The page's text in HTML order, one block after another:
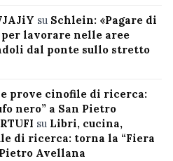
su Schlein: «Pagare di
lavorare nelle aree
dal ponte sullo stretto
prove cinofile di ricerca:
nero” a San Pietro
su Libri, cucina,
di ricerca: torna la “Fiera
Avellana